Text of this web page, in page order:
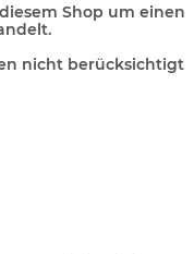
Shop um einen
nicht berücksichtigt